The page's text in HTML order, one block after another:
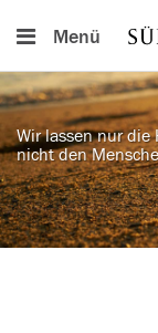
Menü
Wir lassen nur die
nicht den